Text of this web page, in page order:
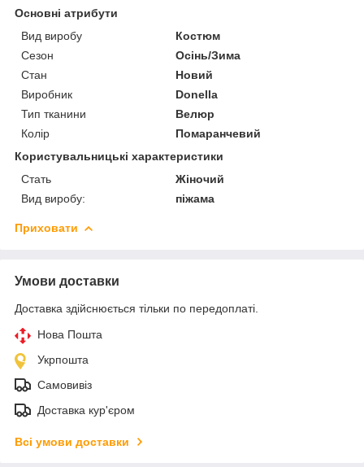
Основні атрибути
Вид виробу
Костюм
Сезон
Осінь/Зима
Стан
Новий
Виробник
Donella
Тип тканини
Велюр
Колір
Помаранчевий
Користувальницькі характеристики
Стать
Жіночий
Вид виробу:
піжама
Приховати
Умови доставки
Доставка здійснюється тільки по передоплаті.
Нова Пошта
Укрпошта
Самовивіз
Доставка кур'єром
Всі умови доставки